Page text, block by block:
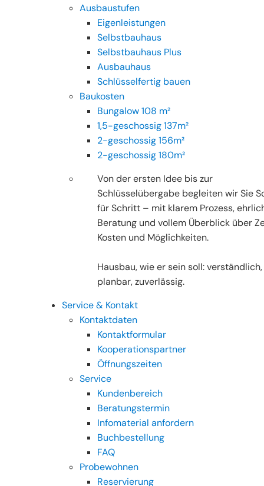
Ausbaustufen
Eigenleistungen
Selbstbauhaus
Selbstbauhaus Plus
Ausbauhaus
Schlüsselfertig bauen
Baukosten
Bungalow 108 m²
1,5-geschossig 137m²
2-geschossig 156m²
2-geschossig 180m²
Von der ersten Idee bis zur
Schlüsselübergabe begleiten wir Sie
für Schritt – mit klarem Prozess,
Beratung und vollem Überblick über
Kosten und Möglichkeiten.
Hausbau, wie er sein soll: verständlich,
planbar, zuverlässig.
Service & Kontakt
Kontaktdaten
Kontaktformular
Kooperationspartner
Öffnungszeiten
Service
Kundenbereich
Beratungstermin
Infomaterial anfordern
Buchbestellung
FAQ
Probewohnen
Reservierung